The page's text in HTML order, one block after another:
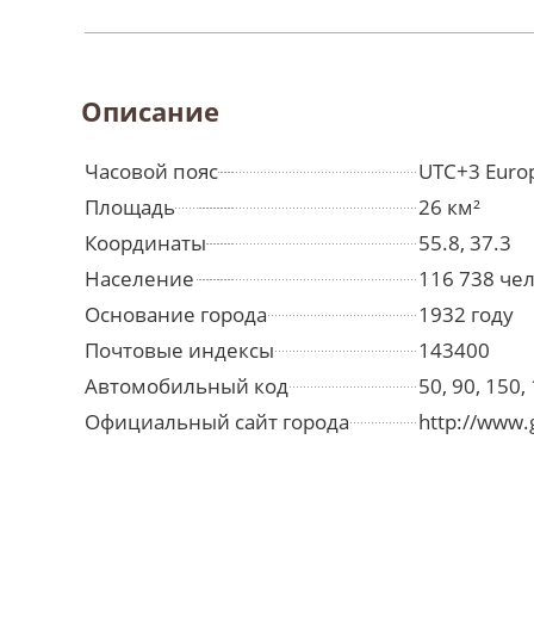
Описание
Часовой пояс
UTC+3
Площадь
26 км²
Координаты
55.8, 37.3
Население
116 738
Основание города
1932 году
Почтовые индексы
143400
Автомобильный код
50, 90, 150,
Официальный сайт города
http://